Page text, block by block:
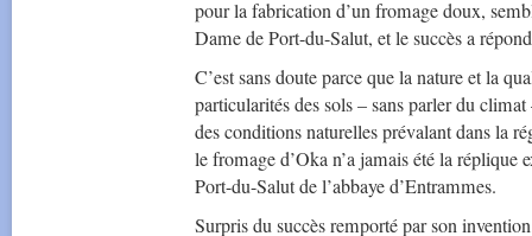
pour la fabrication d’un fromage doux,
Dame de Port-du-Salut, et le succès a
C’est sans doute parce que la nature et la
particularités des sols – sans parler du
des conditions naturelles prévalant dans la
le fromage d’Oka n’a jamais été la réplique
Port-du-Salut de l’abbaye d’Entrammes.
Surpris du succès remporté par son